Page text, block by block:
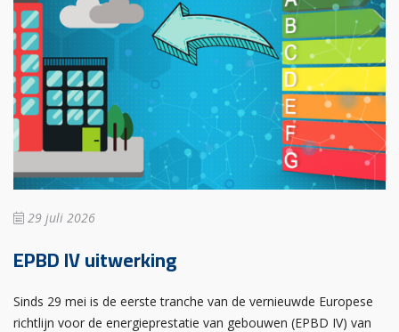
29 juli 2026
EPBD IV uitwerking
Sinds 29 mei is de eerste tranche van de vernieuwde Europese
richtlijn voor de energieprestatie van gebouwen (EPBD IV) van